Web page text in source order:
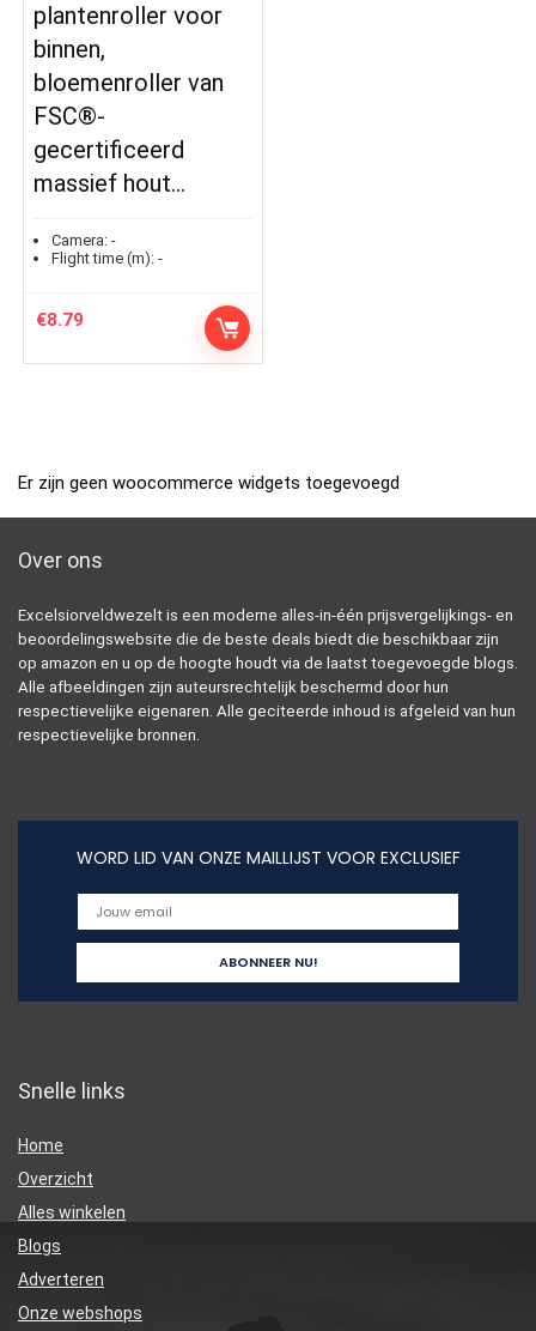
plantenroller voor
binnen,
bloemenroller van
FSC®-
gecertificeerd
massief hout…
Camera: -
Flight time (m): -
€8.79
Er zijn geen woocommerce widgets toegevoegd
Over ons
Excelsiorveldwezelt is een moderne alles-in-één prijsvergelijkings- en
beoordelingswebsite die de beste deals biedt die beschikbaar zijn
op amazon en u op de hoogte houdt via de laatst toegevoegde blogs.
Alle afbeeldingen zijn auteursrechtelijk beschermd door hun
respectievelijke eigenaren. Alle geciteerde inhoud is afgeleid van hun
respectievelijke bronnen.
WORD LID VAN ONZE MAILLIJST VOOR EXCLUSIEF
Snelle links
Home
Overzicht
Alles winkelen
Blogs
Adverteren
Onze webshops